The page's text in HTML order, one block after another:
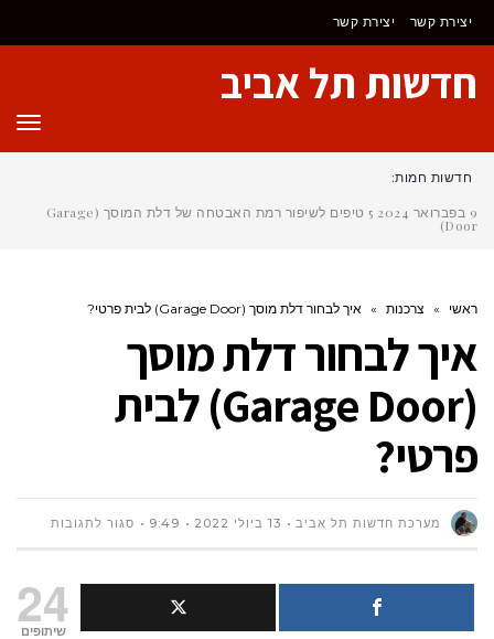
יצירת קשר יצירת קשר
חדשות תל אביב
חדשות חמות:
9 בפברואר 2024
5 טיפים לשיפור רמת האבטחה של דלת המוסך (Garage
Door)
ראשי » צרכנות » איך לבחור דלת מוסך (Garage Door) לבית פרטי?
איך לבחור דלת מוסך
(Garage Door) לבית
פרטי?
מערכת חדשות תל אביב 13 ביולי 2022 9:49 סגור לתגובותעל
לבחור
24
שיתופים